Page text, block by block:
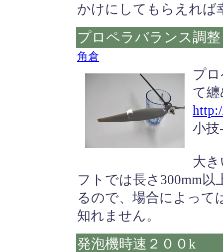
かけにしてもらえれば
プロペラバランス調整
角倉
プ
て
小
大
フトでは長さ300mm
るので、場合によって
知れません。
発泡機時速２００k